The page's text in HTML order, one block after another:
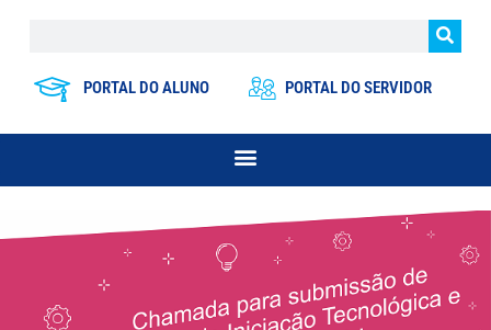
PORTAL DO ALUNO PORTAL DO SERVIDOR